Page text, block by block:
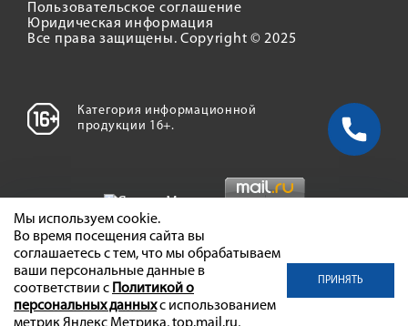
Пользовательское соглашение
Юридическая информация
Все права защищены. Copyright © 2025
Категория информационной
продукции 16+.
Мы используем cookie.
Во время посещения сайта вы
соглашаетесь с тем, что мы обрабатываем
ваши персональные данные в
соответствии с Политикой о
персональных данныхс использованием
ПРИНЯТЬ